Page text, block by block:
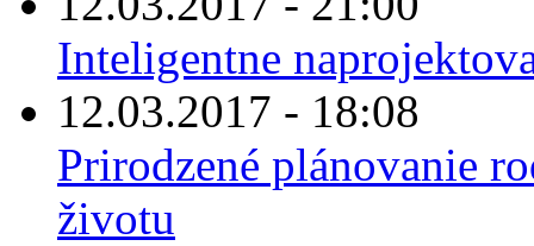
Inteligentne
12.03.2017 - 18:08
Prirodzené plánovanie
životu